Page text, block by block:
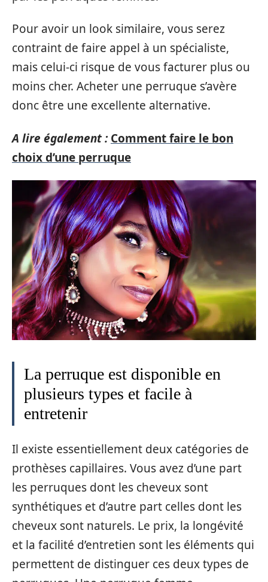
Pour avoir un look similaire, vous serez
contraint de faire appel à un spécialiste,
mais celui-ci risque de vous facturer plus ou
moins cher. Acheter une perruque s’avère
donc être une excellente alternative.
A lire également : Comment faire le bon
choix d’une perruque
La perruque est disponible en
plusieurs types et facile à
entretenir
Il existe essentiellement deux catégories de
prothèses capillaires. Vous avez d’une part
les perruques dont les cheveux sont
synthétiques et d’autre part celles dont les
cheveux sont naturels. Le prix, la longévité
et la facilité d’entretien sont les éléments qui
permettent de distinguer ces deux types de